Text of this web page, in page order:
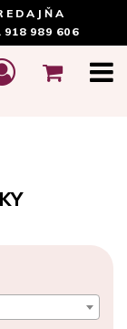
918 989 606